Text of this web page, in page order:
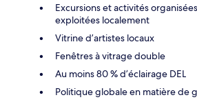
Excursions et activités
exploitées localement
Vitrine d’artistes locaux
Fenêtres à vitrage double
Au moins 80 % d’éclairage DEL
Politique globale en matière de